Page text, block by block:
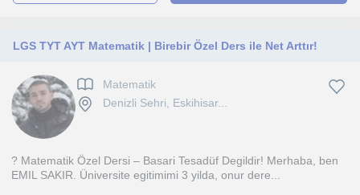
LGS TYT AYT Matematik | Birebir Özel Ders ile Net Arttır!
Matematik
Denizli Sehri, Eskihisar...
? Matematik Özel Dersi – Basari Tesadüf Degildir! Merhaba, ben
EMIL SAKIR. Üniversite egitimimi 3 yilda, onur dere...